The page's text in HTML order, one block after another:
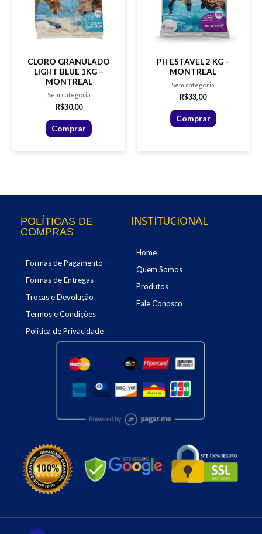
CLORO GRANULADO
LIGHT BLUE 1KG –
MONTREAL
Sem categoria
R$30,00
Comprar
PH ESTAVEL 2 KG –
MONTREAL
Sem categoria
R$33,00
Comprar
POLÍTICAS DE
COMPRAS
Formas de Pagamento
Formas de Entregas
Trocas e Devolução
Termos e Condições
Politica de Privacidade
INSTITUCIONAL
Home
Quem Somos
Produtos
Fale Conosco